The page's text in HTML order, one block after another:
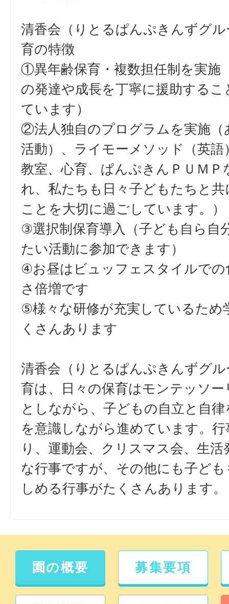
清香会（りとるぱんぷきんずグ
育の特徴
①異年齢保育・複数担任制を実施
の発達や成長を丁寧に援助する
ています）
②法人独自のプログラムを実施（
活動）、ライモーメソッド（英語
教室、心育、ぱんぷきんＰＵＭＰ
れ、私たちも日々子どもたちと
ことを大切に過ごしています。）
③選択制保育導入（子ども自ら自
たい活動に参加できます）
④お昼はビュッフェスタイルでの
さ倍増です
⑤様々な研修が充実しているため
くさんあります
清香会（りとるぱんぷきんずグ
育は、日々の保育はモンテッソー
としながら、子どもの自立と自
を意識しながら進めています。
り、運動会、クリスマス会、生活
な行事ですが、その他にも子ど
しめる行事がたくさんあります。
園の概要 募集要項